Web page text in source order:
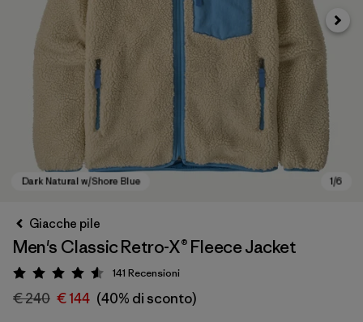
Avanti
Giacche pile
Men's Classic Retro-X® Fleece Jacket
Valutazione: 4.5 / 5
141 Recensioni
€ 240 € 144 (40% di sconto)